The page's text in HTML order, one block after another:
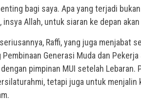
bagi saya. Apa yang terjadi
Allah, untuk siaran ke depan
Raffi, yang juga menjabat
Pembinaan Generasi Muda dan
pimpinan MUI setelah Lebaran.
tetapi juga untuk menjalin